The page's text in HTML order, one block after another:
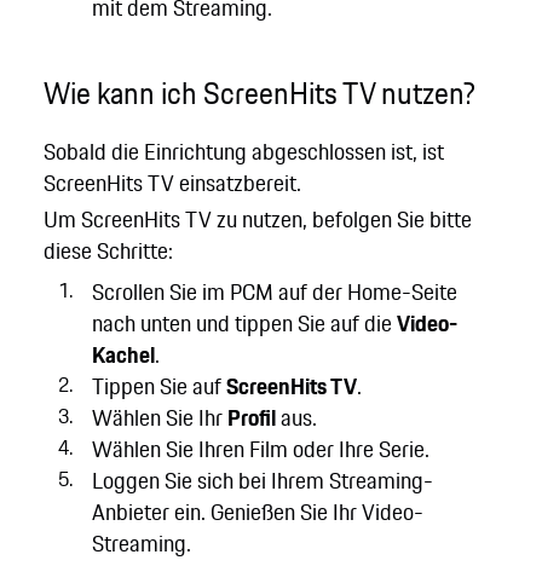
Wie kann ich ScreenHits TV nutzen?
Sobald die Einrichtung abgeschlossen ist, ist
ScreenHits TV einsatzbereit.
Um ScreenHits TV zu nutzen, befolgen Sie bitte
diese Schritte:
Scrollen Sie im PCM auf der Home-Seite
nach unten und tippen Sie auf dieVideo-
Kachel.
Tippen Sie aufScreenHits TV.
Wählen Sie IhrProfilaus.
Wählen Sie Ihren Film oder Ihre Serie.
Loggen Sie sich bei Ihrem Streaming-
Anbieter ein. Genießen Sie Ihr Video-
Streaming.